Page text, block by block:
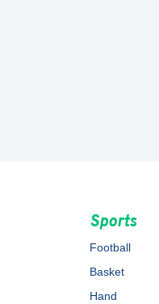
Sports
Football
Basket
Hand